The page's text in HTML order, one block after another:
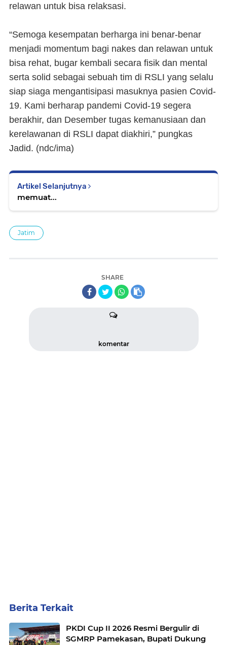
relawan untuk bisa relaksasi.
“Semoga kesempatan berharga ini benar-benar
menjadi momentum bagi nakes dan relawan untuk
bisa rehat, bugar kembali secara fisik dan mental
serta solid sebagai sebuah tim di RSLI yang selalu
siap siaga mengantisipasi masuknya pasien Covid-
19. Kami berharap pandemi Covid-19 segera
berakhir, dan Desember tugas kemanusiaan dan
kerelawanan di RSLI dapat diakhiri,” pungkas
Jadid. (ndc/ima)
Artikel Selanjutnya
memuat...
Jatim
SHARE
komentar
Berita Terkait
PKDI Cup II 2026 Resmi Bergulir di
SGMRP Pamekasan, Bupati Dukung